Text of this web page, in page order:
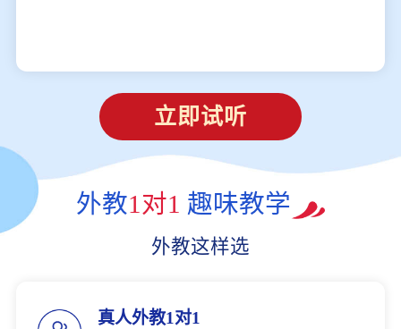
立即试听
外教1对1 趣味教学
外教这样选
真人外教1对1